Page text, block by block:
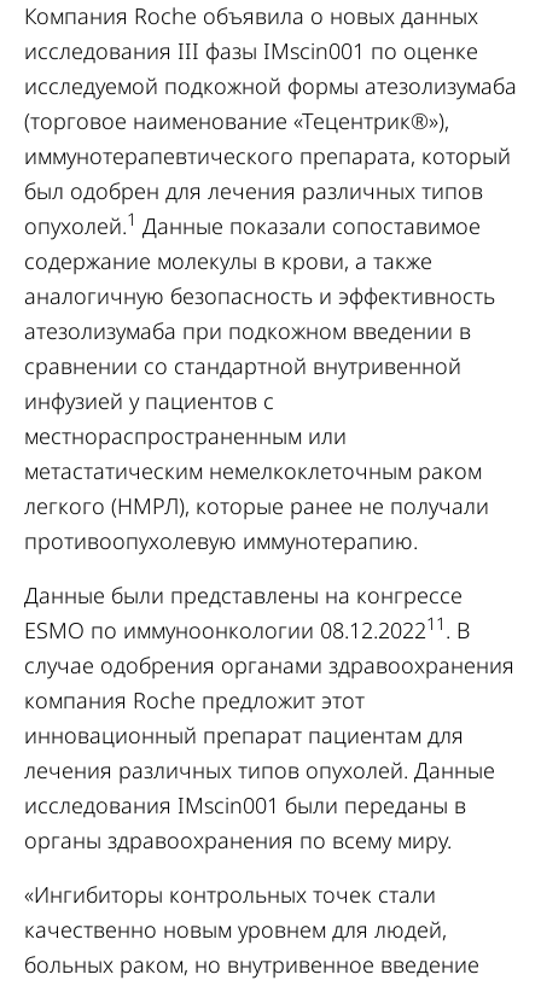
Компания Roche объявила о новых данных
исследования III фазы IMscin001 по оценке
исследуемой подкожной формы атезолизумаба
(торговое наименование «Тецентрик®»),
иммунотерапевтического препарата, который
был одобрен для лечения различных типов
опухолей.1 Данные показали сопоставимое
содержание молекулы в крови, а также
аналогичную безопасность и эффективность
атезолизумаба при подкожном введении в
сравнении со стандартной внутривенной
инфузией у пациентов с
местнораспространенным или
метастатическим немелкоклеточным раком
легкого (НМРЛ), которые ранее не получали
противоопухолевую иммунотерапию.
Данные были представлены на конгрессе
ESMO по иммуноонкологии 08.12.202211 . В
случае одобрения органами здравоохранения
компания Roche предложит этот
инновационный препарат пациентам для
лечения различных типов опухолей. Данные
исследования IMscin001 были переданы в
органы здравоохранения по всему миру.
«Ингибиторы контрольных точек стали
качественно новым уровнем для людей,
больных раком, но внутривенное введение